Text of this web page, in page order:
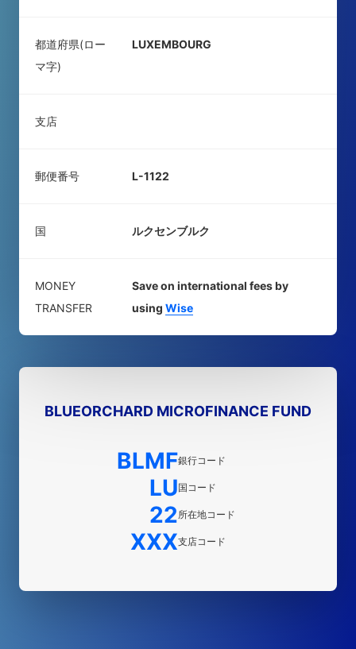
都道府県(ロー
マ字)
LUXEMBOURG
支店
郵便番号 L-1122
国 ルクセンブルク
MONEY
TRANSFER
Save on international fees by
using Wise
BLUEORCHARD MICROFINANCE FUND
BLMF銀行コード
LU国コード
22所在地コード
XXX支店コード